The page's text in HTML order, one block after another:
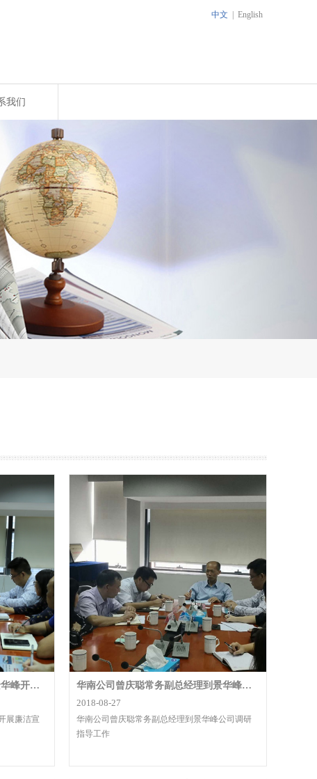
我们
中文 English
华南集运纪委书记汪志一行到景华峰开展廉洁宣讲
展廉洁宣
华南公司曾庆聪常务副总经理到景华峰公司调研指导工作
2018-08-27
华南公司曾庆聪常务副总经理到景华峰公司调研
指导工作